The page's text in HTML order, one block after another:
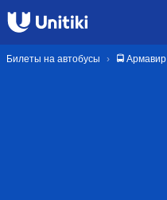
Билеты на автобусы 🚍 Армавир